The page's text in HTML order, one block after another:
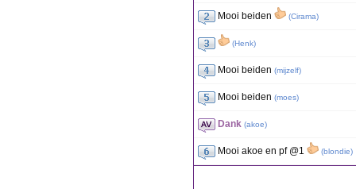
Mooi beiden (Cirama)
(Henk)
Mooi beiden (mijzelf)
Mooi beiden (moes)
Dank (akoe)
Mooi akoe en pf @1 (blondie)